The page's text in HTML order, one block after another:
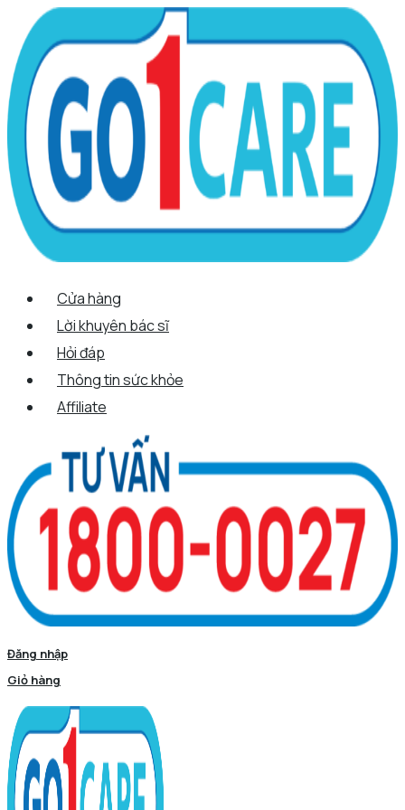
nội
dung
Menu
Cửa hàng
Lời khuyên bác sĩ
Hỏi đáp
Thông tin sức khỏe
Affiliate
Đăng nhập
Giỏ hàng
Tên*
Email*
Trang
web
Scroll
Up